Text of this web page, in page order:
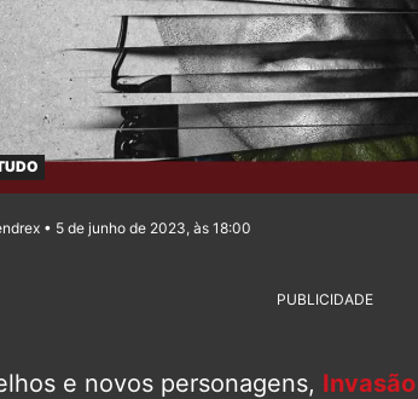
• 5 de junho de 2023, às 18:00
PUBLICIDADE
e novos personagens,